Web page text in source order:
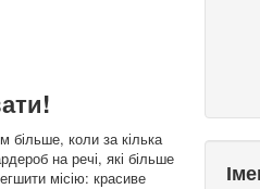
більше, коли за кілька
на речі, які більше
місію: красиве